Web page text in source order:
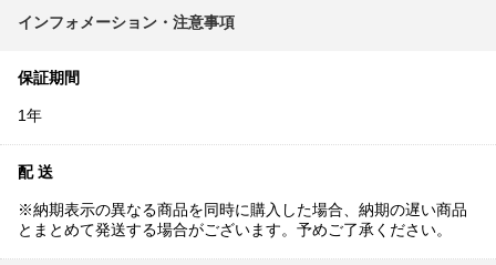
インフォメーション・注意事項
保証期間
1年
配 送
※納期表示の異なる商品を同時に購入した場合、納期の遅い商品
とまとめて発送する場合がございます。予めご了承ください。